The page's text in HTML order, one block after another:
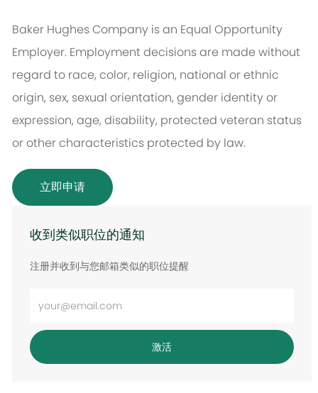
Baker Hughes Company is an Equal Opportunity
Employer. Employment decisions are made without
regard to race, color, religion, national or ethnic
origin, sex, sexual orientation, gender identity or
expression, age, disability, protected veteran status
or other characteristics protected by law.
立即申请
收到类似职位的通知
注册并收到与您邮箱类似的职位提醒
入
电
子
激活